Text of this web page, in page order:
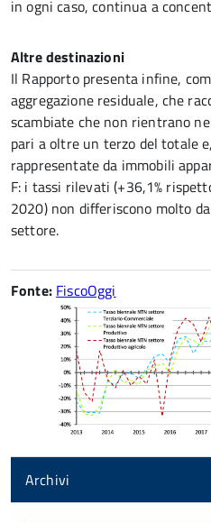
in ogni caso, continua a
Altre destinazioni
Il Rapporto presenta infine,
aggregazione residuale, che
scambiate che non rientrano
pari a oltre un terzo del totale
rappresentate da immobili
F: i tassi rilevati (+36,1%
2020) non differiscono molto
settore.
Fonte: FiscoOggi
Archivi